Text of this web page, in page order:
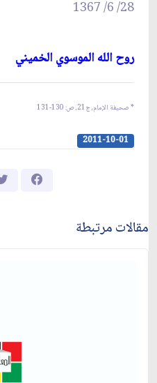
28/ 6/ 1367
روح الله الموسوي الخميني‏
* صحيفة الإمام، ج‏21، ص: 130-131
2011-10-01
مقالات مرتبطة